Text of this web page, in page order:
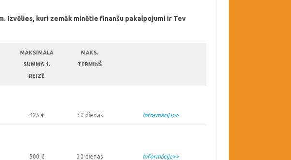
Izvēlies, kuri zemāk minētie finanšu pakalpojumi ir Tev
MAKSIMĀLĀ
SUMMA 1.
REIZĒ
MAKS.
TERMIŅŠ
425 € 30 dienas Informācija>>
500 € 30 dienas Informācija>>